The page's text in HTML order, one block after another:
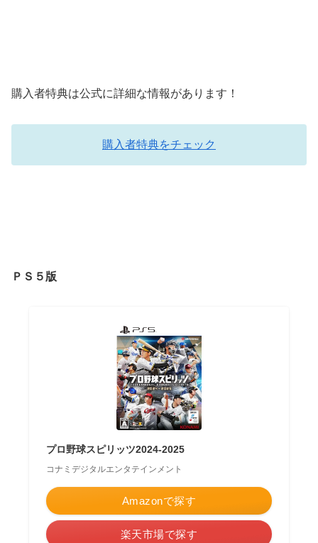
購入者特典は公式に詳細な情報があります！
購入者特典をチェック
ＰＳ５版
プロ野球スピリッツ2024-2025
コナミデジタルエンタテインメント
Amazonで探す
楽天市場で探す